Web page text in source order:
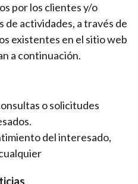
por los clientes y/o
de actividades, a través de
existentes en el sitio web
a continuación.
o solicitudes
del interesado,